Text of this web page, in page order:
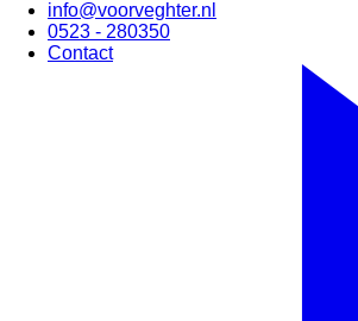
info@voorveghter.nl
0523 - 280350
Contact